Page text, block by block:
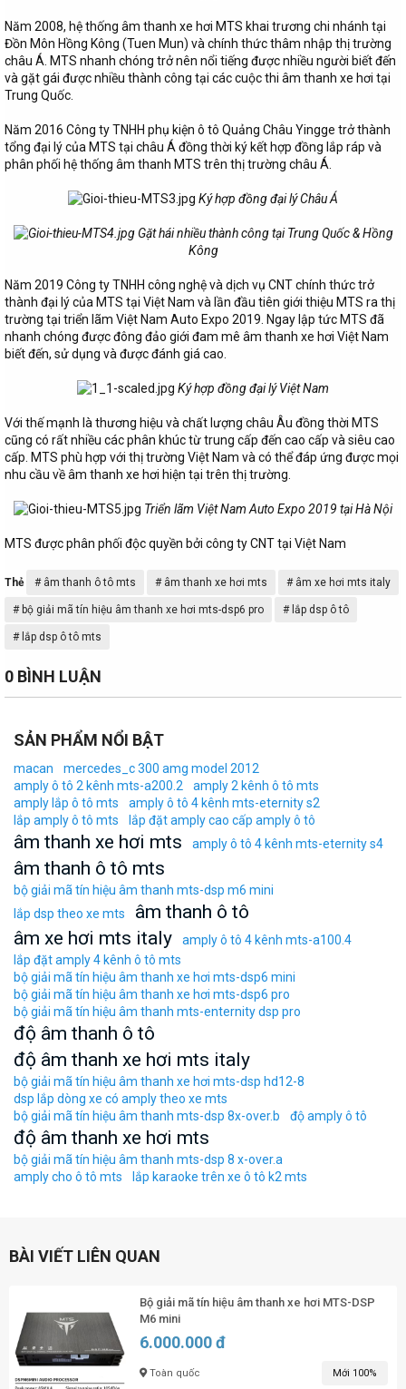
Năm 2008, hệ thống âm thanh xe hơi MTS khai trương chi nhánh tại
Đồn Môn Hồng Kông (Tuen Mun) và chính thức thâm nhập thị trường
châu Á. MTS nhanh chóng trở nên nổi tiếng được nhiều người biết đến
và gặt gái được nhiều thành công tại các cuộc thi âm thanh xe hơi tại
Trung Quốc.
Năm 2016 Công ty TNHH phụ kiện ô tô Quảng Châu Yingge trở thành
tổng đại lý của MTS tại châu Á đồng thời ký kết hợp đồng lắp ráp và
phân phối hệ thống âm thanh MTS trên thị trường châu Á.
Ký hợp đồng đại lý Châu Á
Gặt hái nhiều thành công tại Trung Quốc & Hồng
Kông
Năm 2019 Công ty TNHH công nghệ và dịch vụ CNT chính thức trở
thành đại lý của MTS tại Việt Nam và lần đầu tiên giới thiệu MTS ra thị
trường tại triển lãm Việt Nam Auto Expo 2019. Ngay lập tức MTS đã
nhanh chóng được đông đảo giới đam mê âm thanh xe hơi Việt Nam
biết đến, sử dụng và được đánh giá cao.
Ký hợp đồng đại lý Việt Nam
Với thế mạnh là thương hiệu và chất lượng châu Âu đồng thời MTS
cũng có rất nhiều các phân khúc từ trung cấp đến cao cấp và siêu cao
cấp. MTS phù hợp với thị trường Việt Nam và có thể đáp ứng được mọi
nhu cầu về âm thanh xe hơi hiện tại trên thị trường.
Triển lãm Việt Nam Auto Expo 2019 tại Hà Nội
MTS được phân phối độc quyền bởi công ty CNT tại Việt Nam
Thẻ
ẻ
âm thanh ô tô mts âm thanh xe hơi mts âm xe hơi mts italy
bộ giải mã tín hiệu âm thanh xe hơi mts-dsp6 pro lắp dsp ô tô
lắp dsp ô tô mts
0 BÌNH LUẬN
SẢN PHẨM NỔI BẬT
macan
mercedes_c 300 amg model 2012
amply ô tô 2 kênh mts-a200.2
amply 2 kênh ô tô mts
amply lắp ô tô mts
amply ô tô 4 kênh mts-eternity s2
lắp amply ô tô mts
lắp đặt amply cao cấp amply ô tô
âm thanh xe hơi mts amply ô tô 4 kênh mts-eternity s4
âm thanh ô tô mts
bộ giải mã tín hiệu âm thanh mts-dsp m6 mini
lắp dsp theo xe mts
âm thanh ô tô
âm xe hơi mts italy
amply ô tô 4 kênh mts-a100.4
lắp đặt amply 4 kênh ô tô mts
bộ giải mã tín hiệu âm thanh xe hơi mts-dsp6 mini
bộ giải mã tín hiệu âm thanh xe hơi mts-dsp6 pro
bộ giải mã tín hiệu âm thanh mts-enternity dsp pro
độ âm thanh ô tô
độ âm thanh xe hơi mts italy
bộ giải mã tín hiệu âm thanh xe hơi mts-dsp hd12-8
dsp lắp dòng xe có amply theo xe mts
bộ giải mã tín hiệu âm thanh mts-dsp 8x-over.b
độ amply ô tô
độ âm thanh xe hơi mts
bộ giải mã tín hiệu âm thanh mts-dsp 8 x-over.a
amply cho ô tô mts
lắp karaoke trên xe ô tô k2 mts
BÀI VIẾT LIÊN QUAN
Bộ giải mã tín hiệu âm thanh xe hơi MTS-DSP
M6 mini
6.000.000 đ
Toàn quốc Mới 100%